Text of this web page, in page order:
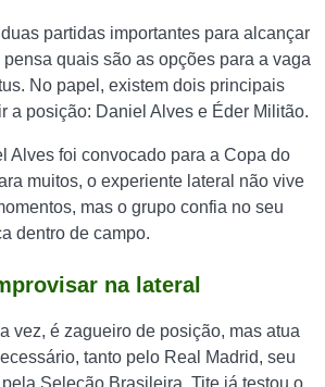
partidas importantes para alcançar
quais são as opções para a vaga
No papel, existem dois principais
a posição: Daniel Alves e Éder Militão.
Alves foi convocado para a Copa do
muitos, o experiente lateral não vive
mas o grupo confia no seu
dentro de campo.
na lateral
vez, é zagueiro de posição, mas atua
tanto pelo Real Madrid, seu
Seleção Brasileira. Tite já testou o